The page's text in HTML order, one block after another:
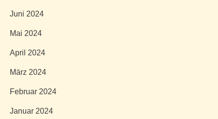
Juni 2024
Mai 2024
April 2024
März 2024
Februar 2024
Januar 2024